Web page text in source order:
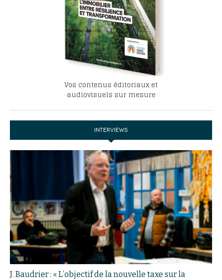
Vos contenus éditoriaux et
audiovisuels sur mesure
INTERVIEWS
J. Baudrier : « L’objectif de la nouvelle taxe sur la